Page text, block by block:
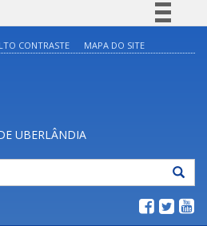
Legislação
Canais
CONTRASTE MAPA DO SITE
UBERLÂNDIA